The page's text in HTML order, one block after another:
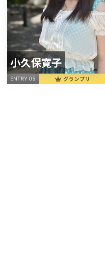
小久保寛子
ENTRY 05 グランプリ